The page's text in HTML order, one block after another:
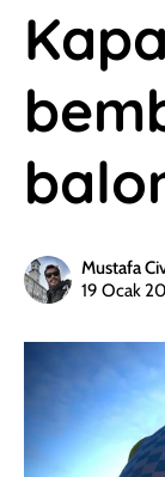
Mustafa
19 Ocak